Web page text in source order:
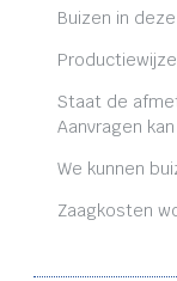
Buizen in
Staat de
Aanvragen
We kunnen
Zaagkosten